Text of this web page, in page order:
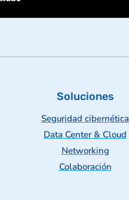
Soluciones
Seguridad cibernética
Data Center & Cloud
Networking
Colaboración